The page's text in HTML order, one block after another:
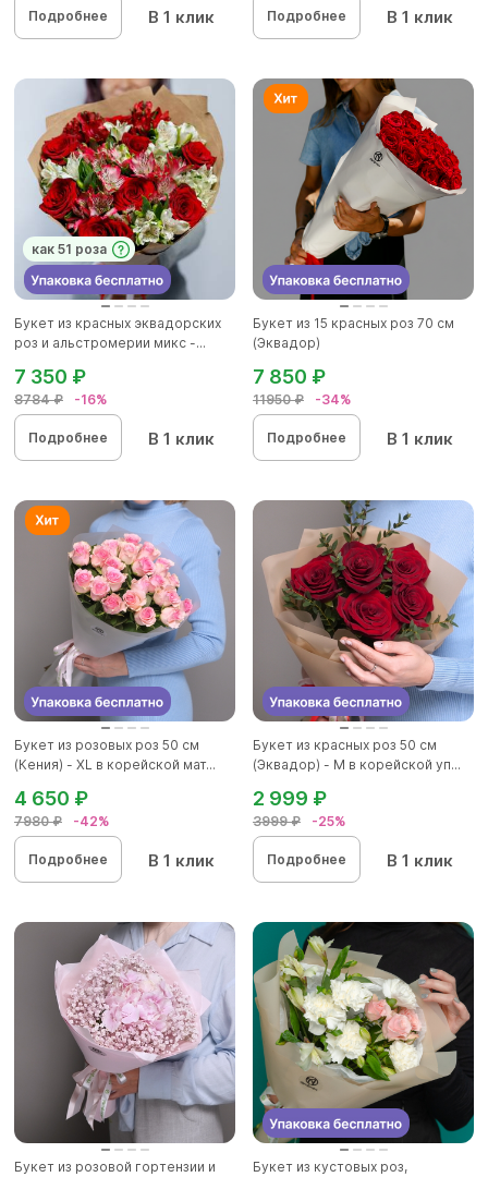
Подробнее В 1 клик Подробнее В 1 клик
как 51 роза
Букет из красных эквадорских
роз и альстромерии микс -...
8784 ₽ -16%
7 350 ₽
Подробнее В 1 клик
Букет из 15 красных роз 70 см
(Эквадор)
11950 ₽ -34%
7 850 ₽
Подробнее В 1 клик
Букет из розовых роз 50 см
(Кения) - XL в корейской мат...
7980 ₽ -42%
4 650 ₽
Подробнее В 1 клик
Букет из красных роз 50 см
(Эквадор) - M в корейской уп...
3999 ₽ -25%
2 999 ₽
Подробнее В 1 клик
Букет из розовой гортензии и
Букет из кустовых роз,